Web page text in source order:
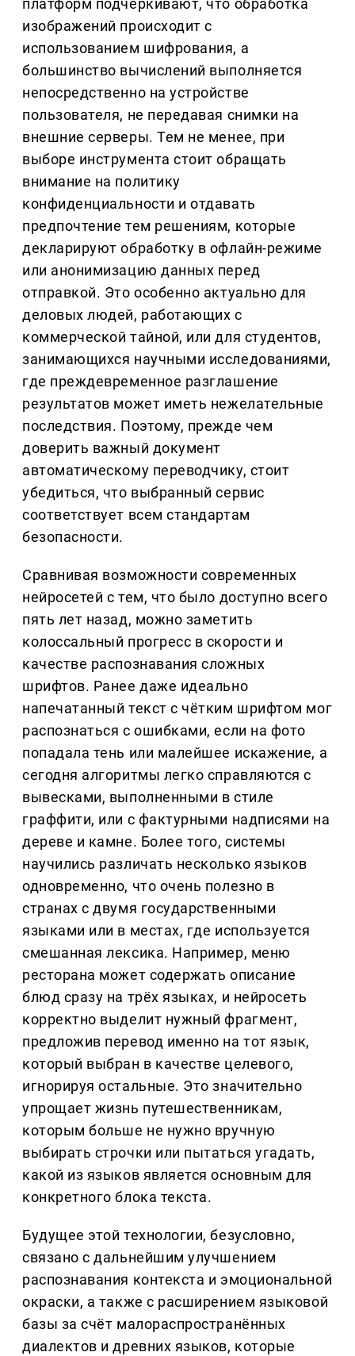
платформ подчёркивают, что обработка
изображений происходит с
использованием шифрования, а
большинство вычислений выполняется
непосредственно на устройстве
пользователя, не передавая снимки на
внешние серверы. Тем не менее, при
выборе инструмента стоит обращать
внимание на политику
конфиденциальности и отдавать
предпочтение тем решениям, которые
декларируют обработку в офлайн-режиме
или анонимизацию данных перед
отправкой. Это особенно актуально для
деловых людей, работающих с
коммерческой тайной, или для студентов,
занимающихся научными исследованиями,
где преждевременное разглашение
результатов может иметь нежелательные
последствия. Поэтому, прежде чем
доверить важный документ
автоматическому переводчику, стоит
убедиться, что выбранный сервис
соответствует всем стандартам
безопасности.
Сравнивая возможности современных
нейросетей с тем, что было доступно всего
пять лет назад, можно заметить
колоссальный прогресс в скорости и
качестве распознавания сложных
шрифтов. Ранее даже идеально
напечатанный текст с чётким шрифтом мог
распознаться с ошибками, если на фото
попадала тень или малейшее искажение, а
сегодня алгоритмы легко справляются с
вывесками, выполненными в стиле
граффити, или с фактурными надписями на
дереве и камне. Более того, системы
научились различать несколько языков
одновременно, что очень полезно в
странах с двумя государственными
языками или в местах, где используется
смешанная лексика. Например, меню
ресторана может содержать описание
блюд сразу на трёх языках, и нейросеть
корректно выделит нужный фрагмент,
предложив перевод именно на тот язык,
который выбран в качестве целевого,
игнорируя остальные. Это значительно
упрощает жизнь путешественникам,
которым больше не нужно вручную
выбирать строчки или пытаться угадать,
какой из языков является основным для
конкретного блока текста.
Будущее этой технологии, безусловно,
связано с дальнейшим улучшением
распознавания контекста и эмоциональной
окраски, а также с расширением языковой
базы за счёт малораспространённых
диалектов и древних языков, которые